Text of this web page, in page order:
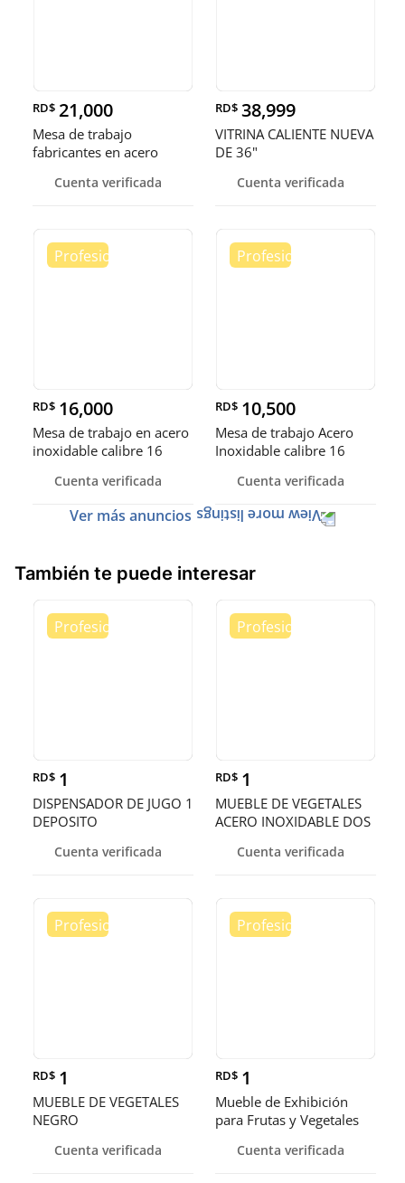
RD$ 21,000
Mesa de trabajo
fabricantes en acero
Cuenta verificada
RD$ 38,999
VITRINA CALIENTE NUEVA
DE 36"
Cuenta verificada
RD$ 16,000
Mesa de trabajo en acero
inoxidable calibre 16
Cuenta verificada
RD$ 10,500
Mesa de trabajo Acero
Inoxidable calibre 16
Cuenta verificada
Ver más anuncios
También te puede interesar
RD$ 1
DISPENSADOR DE JUGO 1
DEPOSITO
Cuenta verificada
RD$ 1
MUEBLE DE VEGETALES
ACERO INOXIDABLE DOS
Cuenta verificada
RD$ 1
MUEBLE DE VEGETALES
NEGRO
Cuenta verificada
RD$ 1
Mueble de Exhibición
para Frutas y Vegetales
Cuenta verificada